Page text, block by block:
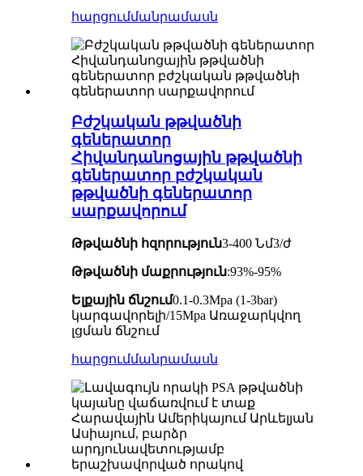
հարցումմանրամասն
Բժշկական թթվածնի
գեներատոր
Հիվանդանոցային թթվածնի
գեներատոր բժշկական
թթվածնի գեներատոր
սարքավորում
Թթվածնի հզորություն3-400 Նմ3/ժ
Թթվածնի մաքրություն:93%-95%
Ելքային ճնշում0.1-0.3Mpa (1-3bar)
կարգավորելի/15Mpa Առաջարկվող
լցման ճնշում
հարցումմանրամասն